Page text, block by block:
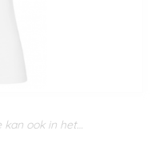
kan ook in het…